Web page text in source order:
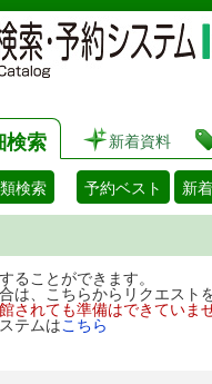
検索 新着資料
検索 予約ベスト 新
ることができます。
は、こちらからリクエス
されても準備はできてい
テムはこちら